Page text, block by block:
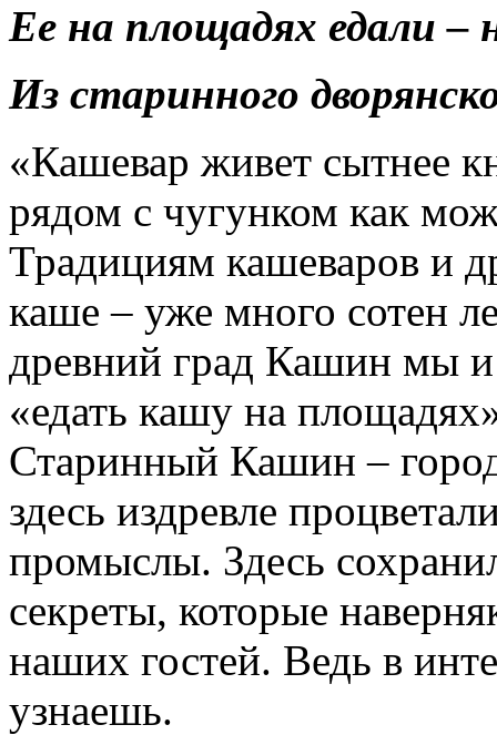
Ее на площадях едали
Из старинного
«Кашевар живет сытнее
рядом с чугунком как
Традициям кашеваров и
каше – уже много сотен
древний град Кашин мы и
«едать кашу на
Старинный Кашин –
здесь издревле
промыслы. Здесь
секреты, которые
наших гостей. Ведь в
узнаешь.